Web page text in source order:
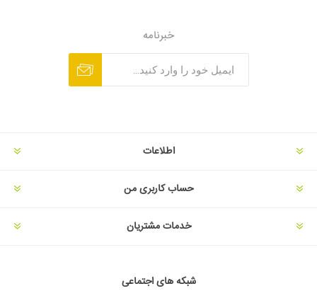
خبرنامه
اطلاعات
حساب کاربری من
خدمات مشتریان
شبکه های اجتماعی